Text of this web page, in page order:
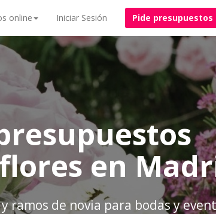
online Iniciar Sesión Pide presupuestos
en
ramos de novia para bodas y